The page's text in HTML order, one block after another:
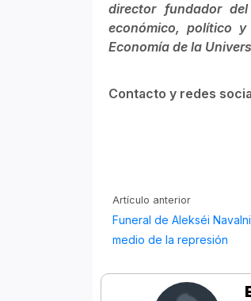
director fundador
económico, político
Economía de la
Contacto y redes
Artículo anterior
Funeral de Alekséi
medio de la represión